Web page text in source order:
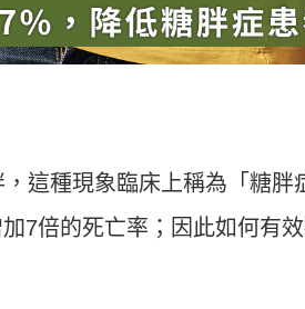
這種現象臨床上稱為「糖胖
7倍的死亡率；因此如何有